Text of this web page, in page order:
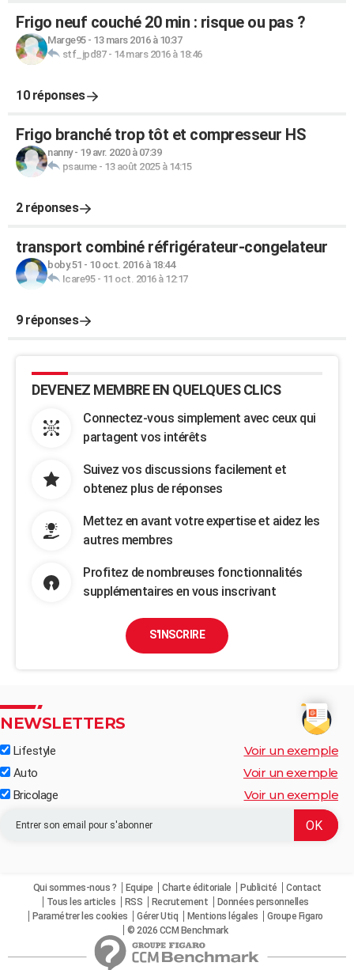
Frigo neuf couché 20 min : risque ou pas ?
Marge95- 13 mars 2016 à 10:37
stf_jpd87- 14 mars 2016 à 18:46
10 réponses
Frigo branché trop tôt et compresseur HS
nanny- 19 avr. 2020 à 07:39
psaume- 13 août 2025 à 14:15
2 réponses
transport combiné réfrigérateur-congelateur
boby.51 - 10 oct. 2016 à 18:44
Icare95- 11 oct. 2016 à 12:17
9 réponses
DEVENEZ MEMBRE EN QUELQUES CLICS
Connectez-vous simplement avec ceux qui
partagent vos intérêts
Suivez vos discussions facilement et
obtenez plus de réponses
Mettez en avant votre expertise et aidez les
autres membres
Profitez de nombreuses fonctionnalités
supplémentaires en vous inscrivant
S'INSCRIRE
NEWSLETTERS
Lifestyle Voir un exemple
Auto Voir un exemple
Bricolage Voir un exemple
Qui sommes-nous ? Equipe Charte éditoriale Publicité
Contact
Tous les articles
RSS Recrutement
Données personnelles
Paramétrer les cookies
Gérer Utiq Mentions légales
Groupe Figaro
© 2026 CCM Benchmark